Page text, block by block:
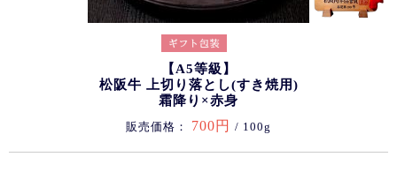
【A5等級】
松阪牛 上切り落とし(すき焼用)
霜降り×赤身
販売価格： 700円 / 100g